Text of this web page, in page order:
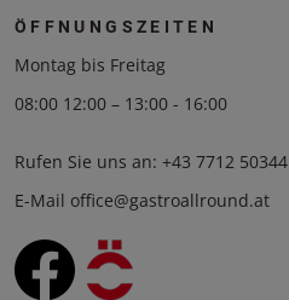
ÖFFNUNGSZEITEN
Montag bis Freitag
08:00 12:00 – 13:00 - 16:00
Rufen Sie uns an: +43 7712 50344
E-Mail office@gastroallround.at